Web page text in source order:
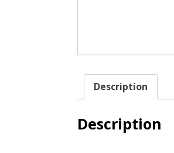
Description
Description